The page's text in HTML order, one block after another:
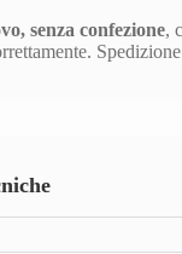
senza confezione,